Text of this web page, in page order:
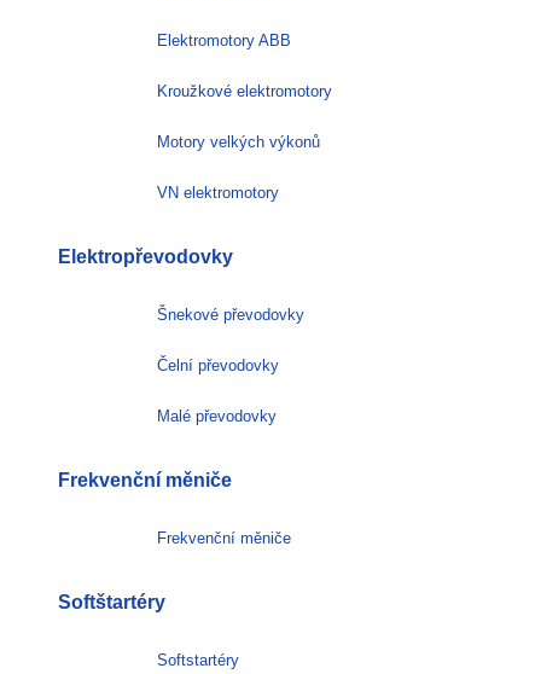
Elektromotory ABB
Kroužkové elektromotory
Motory velkých výkonů
VN elektromotory
Elektropřevodovky
Šnekové převodovky
Čelní převodovky
Malé převodovky
Frekvenční měniče
Frekvenční měniče
Softštartéry
Softstartéry